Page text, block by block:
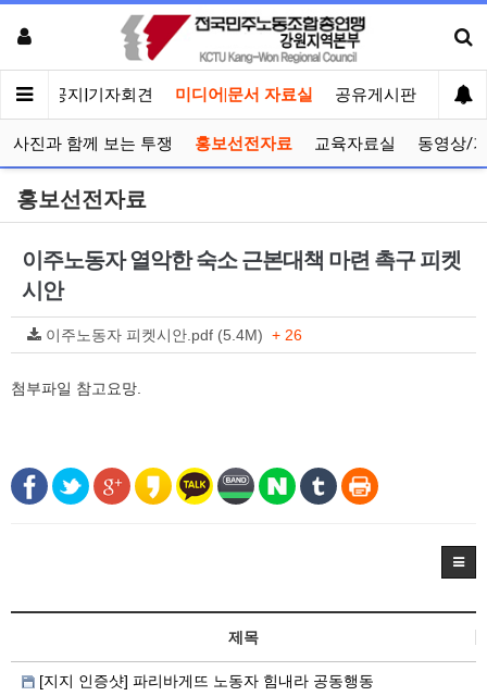
인 공지|기자회견 미디어|문서 자료실 공유게시판 선거
사진과 함께 보는 투쟁 홍보선전자료 교육자료실 동영상/
홍보선전자료
이주노동자 열악한 숙소 근본대책 마련 촉구 피켓
시안
이주노동자 피켓시안.pdf (5.4M) + 26
첨부파일 참고요망.
제목
[지지 인증샷] 파리바게뜨 노동자 힘내라 공동행동